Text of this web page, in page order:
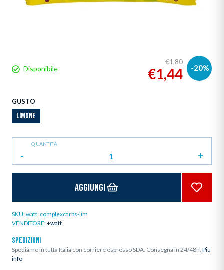
Disponibile -20%
€1,80
€1,44
GUSTO
LIMONE
QUANTITÀ
- +
Aggiungi
SKU:watt_complexcarbs-lim
VENDITORE:+watt
SPEDIZIONI
Spediamo in tutta Italia con corriere espresso SDA. Consegna in 24/48h. Più
info